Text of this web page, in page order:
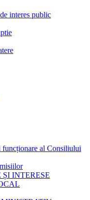
interes public
funcționare al Consiliului
INTERESE